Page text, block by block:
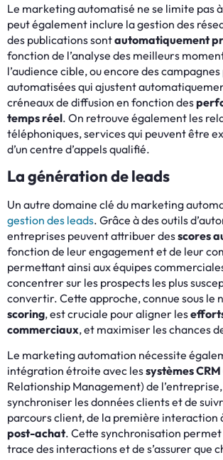
Le marketing automatisé ne se limite pas
peut également inclure la gestion des
des publications sontautomatiquement
fonction de l’analyse des meilleurs
l’audience cible, ou encore des
automatisées qui ajustent
créneaux de diffusion en fonction des
temps réel. On retrouve également les
téléphoniques, services qui peuvent être
d’un centre d’appels qualifié.
La génération de leads
Un autre domaine clé du marketing
gestion des leads. Grâce à des outils
entreprises peuvent attribuer desscores
fonction de leur engagement et de leur
permettant ainsi aux équipes
concentrer sur les prospects les plus
convertir. Cette approche, connue sous le
scoring, est cruciale pour aligner les
commerciaux, et maximiser les chances
Le marketing automation nécessite
intégration étroite avec lessystèmes CRM
Relationship Management) de
synchroniser les données clients et de
parcours client, de la première interaction
post-achat. Cette synchronisation
trace des interactions et de s’assurer que